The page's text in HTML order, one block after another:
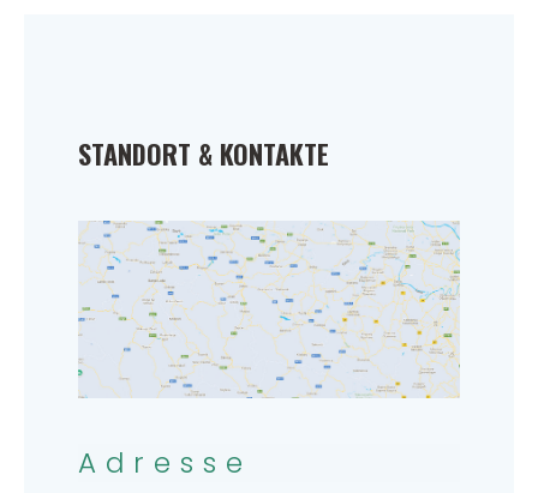
STANDORT & KONTAKTE
Adresse